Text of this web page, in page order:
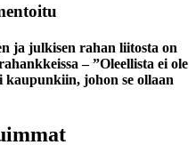
ja julkisen rahan liitosta on
– ”Oleellista ei ole
kaupunkiin, johon se ollaan